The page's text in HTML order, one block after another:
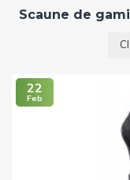
Scaune de
22
Feb